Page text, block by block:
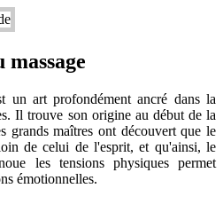
un art profondément ancré dans la
Il trouve son origine au début de la
grands maîtres ont découvert que le
de celui de l'esprit, et qu'ainsi, le
les tensions physiques permet
émotionnelles.